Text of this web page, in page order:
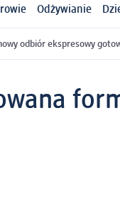
Odżywianie
odbiór ekspresowy